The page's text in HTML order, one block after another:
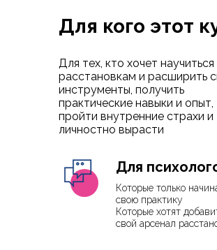
Которые только
свою практику
Которые хотят
свой арсенал
Для
Для кого этот
Для тех, кто хочет научиться
расстановкам и расширить
инструменты, получить
практические навыки и опыт,
пройти внутренние страхи и
личностно вырасти